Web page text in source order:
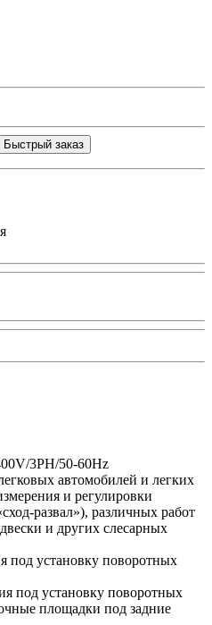
Быстрый заказ
3PH/50-60Hz
автомобилей и легких
и регулировки
развал»), различных работ
и других слесарных
под установку поворотных
под установку поворотных
площадки под задние